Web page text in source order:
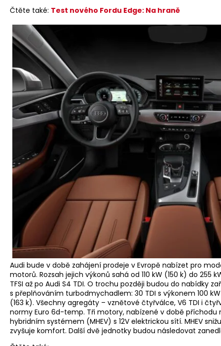
Čtěte také: Test nového Fordu Edge: Na hraně
Audi bude v době zahájení prodeje v Evropě nabízet pro
motorů. Rozsah jejich výkonů sahá od 110 kW (150 k) do 255
TFSI až po Audi S4 TDI. O trochu později budou do nabídky
s přeplňováním turbodmychadlem: 30 TDI s výkonem 100 kW
(163 k). Všechny agregáty – vznětové čtyřválce, V6 TDI i
normy Euro 6d-temp. Tři motory, nabízené v době
hybridním systémem (MHEV) s 12V elektrickou sítí. MHEV
zvyšuje komfort. Další dvě jednotky budou následovat